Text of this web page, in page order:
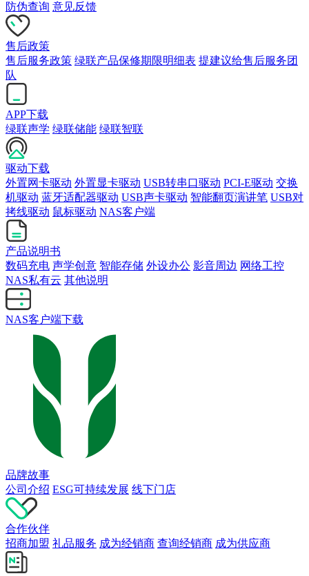
防伪查询 意见反馈
售后政策
售后服务政策 绿联产品保修期限明细表 提建议给售后服务团
队
APP下载
绿联声学 绿联储能 绿联智联
驱动下载
外置网卡驱动 外置显卡驱动 USB转串口驱动 PCI-E驱动 交换
机驱动 蓝牙适配器驱动 USB声卡驱动 智能翻页演讲笔 USB对
拷线驱动 鼠标驱动 NAS客户端
产品说明书
数码充电 声学创意 智能存储 外设办公 影音周边 网络工控
NAS私有云 其他说明
NAS客户端下载
品牌故事
公司介绍 ESG可持续发展 线下门店
合作伙伴
招商加盟 礼品服务 成为经销商 查询经销商 成为供应商